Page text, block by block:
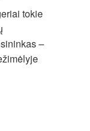
tokie
–